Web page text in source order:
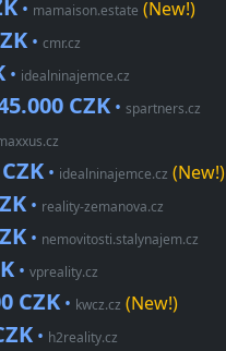
• mamaison.estate (New!)
• cmr.cz
• idealninajemce.cz
CZK • spartners.cz
• idealninajemce.cz (New!)
• reality-zemanova.cz
• nemovitosti.stalynajem.cz
• vpreality.cz
CZK • kwcz.cz (New!)
• h2reality.cz